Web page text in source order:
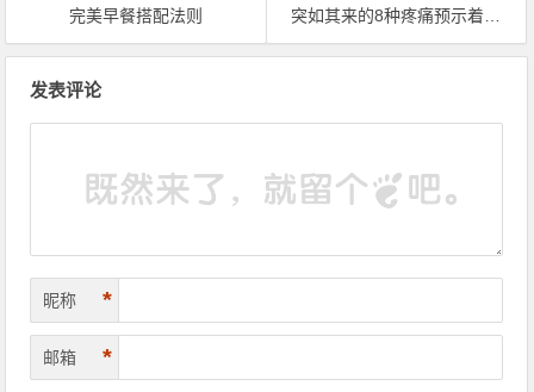
完美早餐搭配法则
突如其来的8种疼痛预示着致命疾病
发表评论
昵称 *
邮箱 *